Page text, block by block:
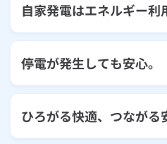
自家発電はエネルギー利
停電が発生しても安心。
ひろがる快適、つながる